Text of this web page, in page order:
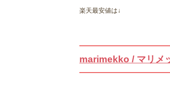
楽天最安値は↓
marimekko / マリメ